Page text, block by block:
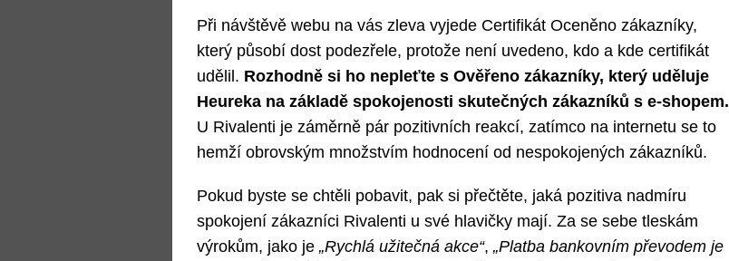
Při návštěvě webu na vás zleva vyjede Certifikát Oceněno zákazníky,
který působí dost podezřele, protože není uvedeno, kdo a kde certifikát
udělil. Rozhodně si ho nepleťte s Ověřeno zákazníky, který uděluje
Heureka na základě spokojenosti skutečných zákazníků s e‑shopem.
U Rivalenti je záměrně pár pozitivních reakcí, zatímco na internetu se to
hemží obrovským množstvím hodnocení od nespokojených zákazníků.
Pokud byste se chtěli pobavit, pak si přečtěte, jaká pozitiva nadmíru
spokojení zákazníci Rivalenti u své hlavičky mají. Za se sebe tleskám
výrokům, jako je „Rychlá užitečná akce“, „Platba bankovním převodem je